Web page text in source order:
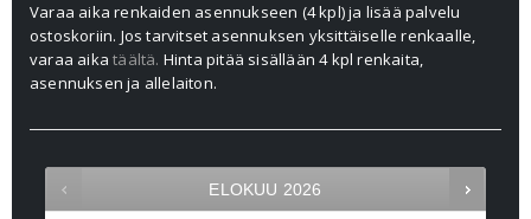
Varaa aika renkaiden asennukseen (4 kpl) ja lisää palvelu
ostoskoriin. Jos tarvitset asennuksen yksittäiselle renkaalle,
varaa aikatäältä. Hinta pitää sisällään 4 kpl renkaita,
asennuksen ja allelaiton.
ELOKUU 2026